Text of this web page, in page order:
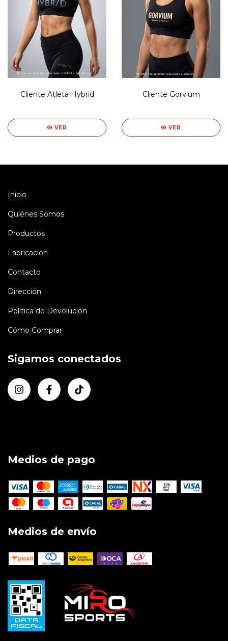
Cliente Atleta Hybrid
VER
Cliente Gorvium
VER
Inicio
Quiénes Somos
Productos
Fabricación
Contacto
Dirección
Política de Devolución
Cómo Comprar
Sigamos conectados
Medios de pago
Medios de envío